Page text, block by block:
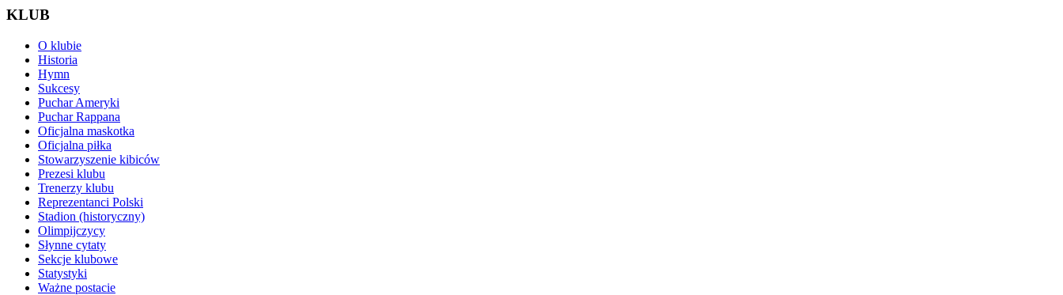
KLUB
O klubie
Historia
Hymn
Sukcesy
Puchar Ameryki
Puchar Rappana
Oficjalna maskotka
Oficjalna piłka
Stowarzyszenie kibiców
Prezesi klubu
Trenerzy klubu
Reprezentanci Polski
Stadion (historyczny)
Olimpijczycy
Słynne cytaty
Sekcje klubowe
Statystyki
Ważne postacie